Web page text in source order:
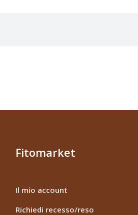
Fitomarket
Il mio account
Richiedi recesso/reso